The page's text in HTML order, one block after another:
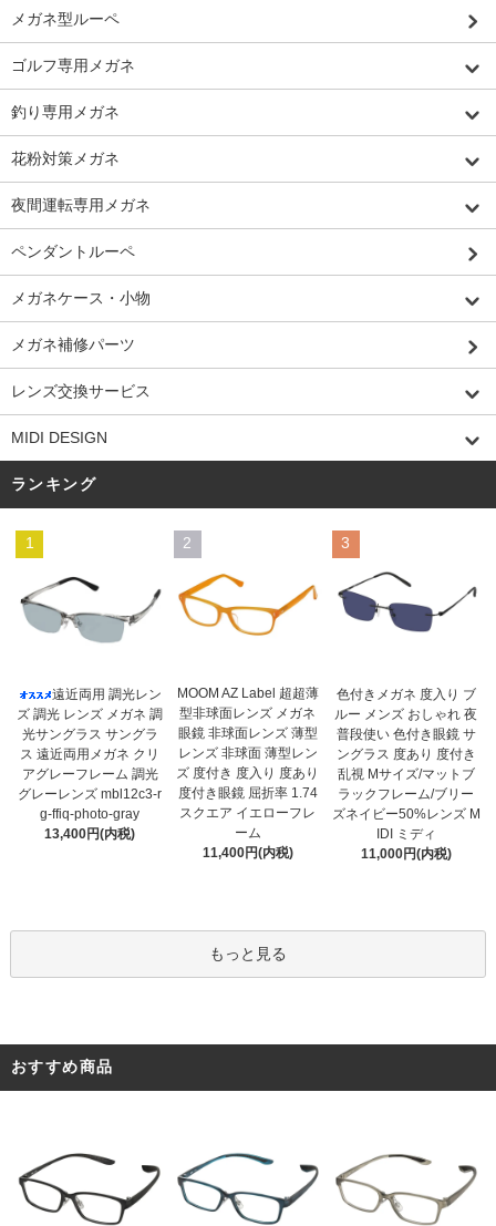
メガネ型ルーペ
ゴルフ専用メガネ
釣り専用メガネ
花粉対策メガネ
夜間運転専用メガネ
ペンダントルーペ
メガネケース・小物
メガネ補修パーツ
レンズ交換サービス
MIDI DESIGN
ランキング
1
遠近両用 調光レン
ズ 調光 レンズ メガネ 調
光サングラス サングラ
ス 遠近両用メガネ クリ
アグレーフレーム 調光
グレーレンズ mbl12c3-r
g-ffiq-photo-gray
13,400円(内税)
2
MOOM AZ Label 超超薄
型非球面レンズ メガネ
眼鏡 非球面レンズ 薄型
レンズ 非球面 薄型レン
ズ 度付き 度入り 度あり
度付き眼鏡 屈折率 1.74
スクエア イエローフレ
ーム
11,400円(内税)
3
色付きメガネ 度入り ブ
ルー メンズ おしゃれ 夜
普段使い 色付き眼鏡 サ
ングラス 度あり 度付き
乱視 Mサイズ/マットブ
ラックフレーム/ブリー
ズネイビー50%レンズ M
IDI ミディ
11,000円(内税)
もっと見る
おすすめ商品